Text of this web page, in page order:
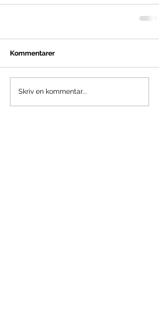
Kommentarer
Skriv en kommentar...